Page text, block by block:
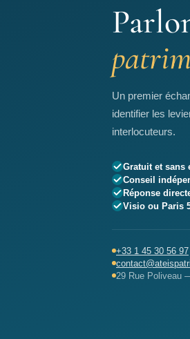
Un premier
identifier les
interlocuteurs.
Gratuit et sans
Conseil
Réponse
Visio ou Paris
+33 1 45 30 56 97
29 Rue Poliveau